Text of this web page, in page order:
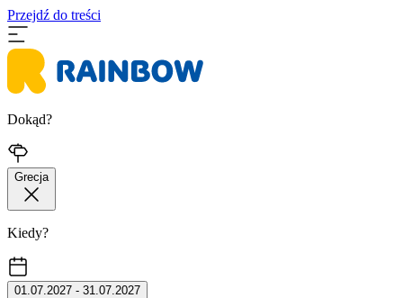
Przejdź do treści
Dokąd?
Grecja
Kiedy?
01.07.2027 - 31.07.2027